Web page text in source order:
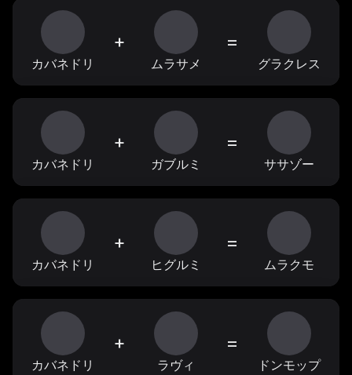
カバネドリ
+
ムラサメ
=
グラクレス
カバネドリ
+
ガブルミ
=
ササゾー
カバネドリ
+
ヒグルミ
=
ムラクモ
カバネドリ
+
ラヴィ
=
ドンモップ